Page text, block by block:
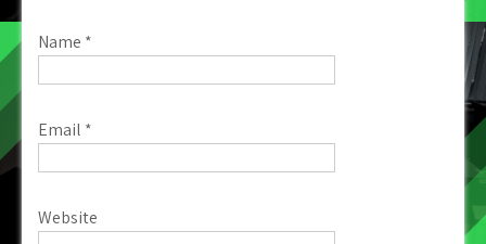
Name *
Email *
Website